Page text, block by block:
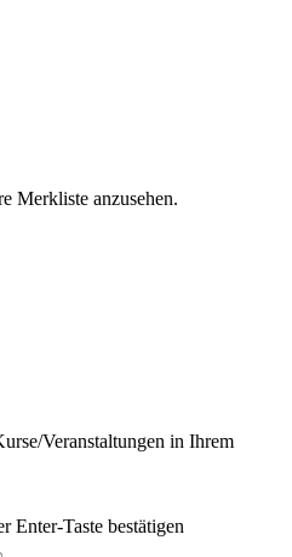
Merkliste anzusehen.
Veranstaltungen in Ihrem
Enter-Taste bestätigen